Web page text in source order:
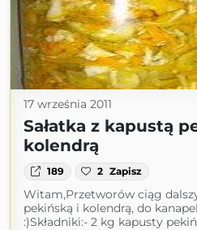
17 września 2011
Sałatka z kapustą
kolendrą
189 2 Zapisz
Witam,Przetworów ciąg
pekińską i kolendrą, do
:)Składniki:- 2 kg kapusty